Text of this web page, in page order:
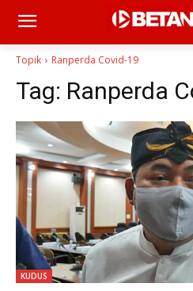
Topik Ranperda Covid-19
Tag: Ranperda
KUDUS